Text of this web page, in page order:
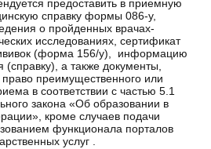
предоставить в приемную
справку формы 086-у,
о пройденных врачах-
исследованиях, сертификат
(форма 156/у), информацию
(справку), а также документы,
преимущественного или
в соответствии с частью 5.1
закона «Об образовании в
кроме случаев подачи
функционала порталов
услуг .